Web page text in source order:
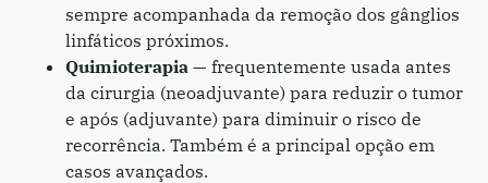
sempre acompanhada da remoção dos gânglios
linfáticos próximos.
Quimioterapia — frequentemente usada antes
da cirurgia (neoadjuvante) para reduzir o tumor
e após (adjuvante) para diminuir o risco de
recorrência. Também é a principal opção em
casos avançados.